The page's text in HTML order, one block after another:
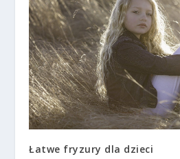
Łatwe fryzury dla dzieci